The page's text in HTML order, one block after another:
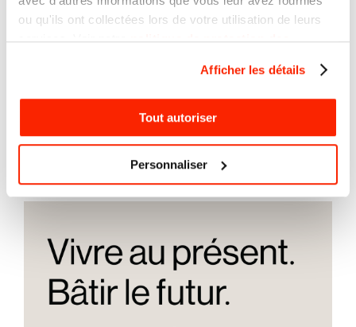
ou qu'ils ont collectées lors de votre utilisation de leurs
services. Voir notrepolitique de protection des
Afficher les détails
Tout autoriser
Personnaliser
la saison 25-26